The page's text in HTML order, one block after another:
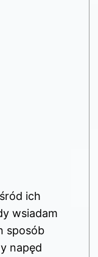
ich
wsiadam
sposób
napęd